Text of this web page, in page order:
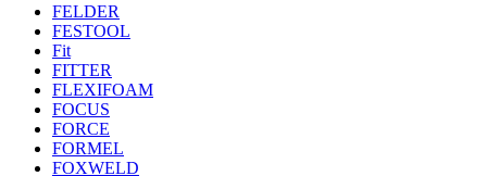
FELDER
FESTOOL
Fit
FITTER
FLEXIFOAM
FOCUS
FORCE
FORMEL
FOXWELD